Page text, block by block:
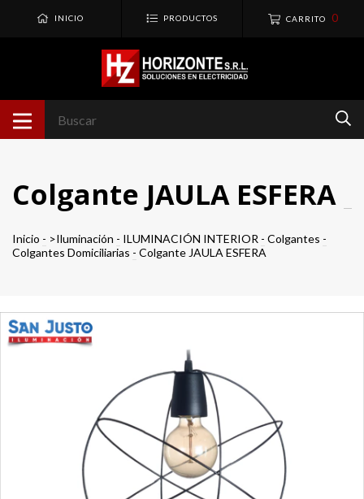
INICIO PRODUCTOS CARRITO 0
Colgante JAULA ESFERA
Inicio - >Iluminación - ILUMINACIÓN INTERIOR - Colgantes -
Colgantes Domiciliarias - Colgante JAULA ESFERA